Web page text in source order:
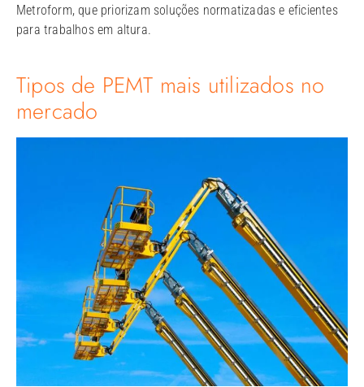
Metroform, que priorizam soluções normatizadas e eficientes
para trabalhos em altura.
Tipos de PEMT mais utilizados no
mercado